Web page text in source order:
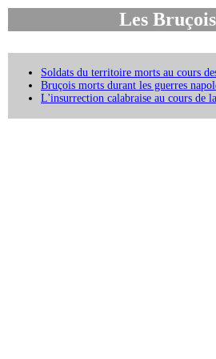
Les Bruçois
Soldats du territoire morts au cours
Bruçois morts durant les guerres
L'insurrection calabraise au cours de